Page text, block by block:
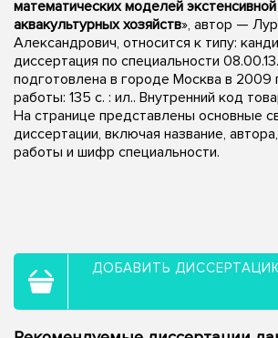
математических моделей
аквакультурных хозяйств», автор —
Александрович, относится к типу:
диссертация по специальности
подготовлена в городе Москва в 2009
работы: 135 с. : ил.. Внутренний код
На странице представлены основные
диссертации, включая название,
работы и шифр специальности.
ДОБАВИТЬ